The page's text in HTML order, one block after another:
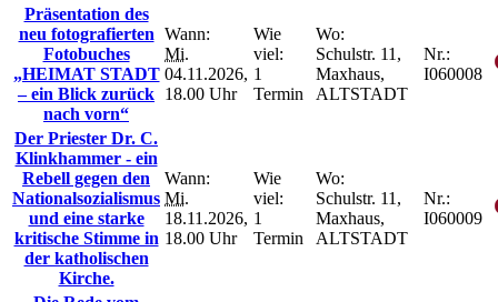
Präsentation des
neu fotografierten
Fotobuches
„HEIMAT STADT
– ein Blick zurück
nach vorn“
Wann:
Mi.
04.11.2026,
18.00 Uhr
Wie
viel:
1
Termin
Wo:
Schulstr. 11,
Maxhaus,
ALTSTADT
Nr.:
I060008
Der Priester Dr. C.
Klinkhammer - ein
Rebell gegen den
Nationalsozialismus
und eine starke
kritische Stimme in
der katholischen
Kirche.
Wann:
Mi.
18.11.2026,
18.00 Uhr
Wie
viel:
1
Termin
Wo:
Schulstr. 11,
Maxhaus,
ALTSTADT
Nr.:
I060009